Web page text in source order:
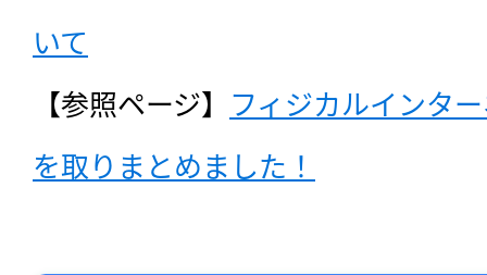
いて
【参照ページ】 フィジカルインタ
を取りまとめました！